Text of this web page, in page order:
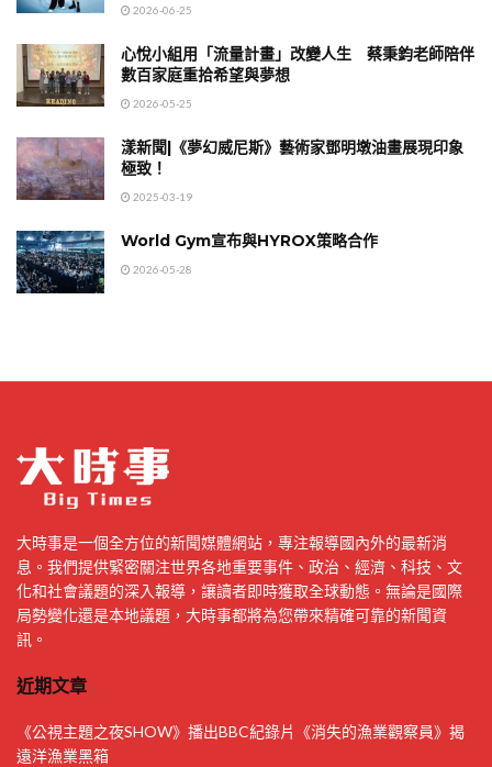
2026-06-25
心悅小組用「流量計畫」改變人生 蔡秉鈞老師陪伴
數百家庭重拾希望與夢想
2026-05-25
漾新聞|《夢幻威尼斯》藝術家鄧明墩油畫展現印象
極致！
2025-03-19
World Gym宣布與HYROX策略合作
2026-05-28
大時事是一個全方位的新聞媒體網站，專注報導國內外的最新消
息。我們提供緊密關注世界各地重要事件、政治、經濟、科技、文
化和社會議題的深入報導，讓讀者即時獲取全球動態。無論是國際
局勢變化還是本地議題，大時事都將為您帶來精確可靠的新聞資
訊。
近期文章
《公視主題之夜SHOW》播出BBC紀錄片《消失的漁業觀察員》揭
遠洋漁業黑箱